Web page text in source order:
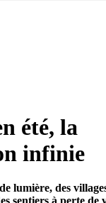
été, la
infinie
lumière, des